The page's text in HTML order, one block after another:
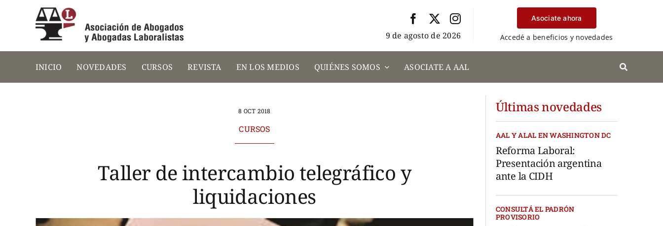
9 de agosto de 2026
Asociate ahora
Accedé a beneficios y novedades
INICIO NOVEDADES CURSOS REVISTA EN LOS MEDIOS QUIÉNES SOMOS ASOCIATE A AAL
8 OCT 2018
CURSOS
Taller de intercambio telegráfico y
liquidaciones
Últimas novedades
AAL Y ALAL EN WASHINGTON DC
Reforma Laboral:
Presentación argentina
ante la CIDH
CONSULTÁ EL PADRÓN
PROVISORIO